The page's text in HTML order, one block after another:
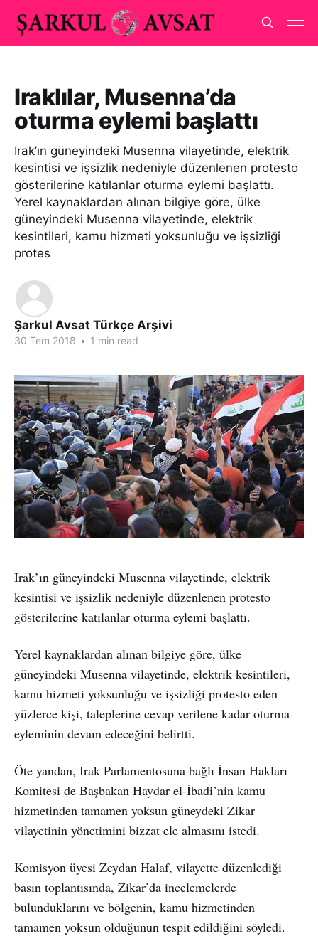
Iraklılar, Musenna’da
oturma eylemi başlattı
Irak’ın güneyindeki Musenna vilayetinde, elektrik
kesintisi ve işsizlik nedeniyle düzenlenen protesto
gösterilerine katılanlar oturma eylemi başlattı.
Yerel kaynaklardan alınan bilgiye göre, ülke
güneyindeki Musenna vilayetinde, elektrik
kesintileri, kamu hizmeti yoksunluğu ve işsizliği
protes
Şarkul Avsat Türkçe Arşivi
30 Tem 2018 • 1 min read
Irak’ın güneyindeki Musenna vilayetinde, elektrik
kesintisi ve işsizlik nedeniyle düzenlenen protesto
gösterilerine katılanlar oturma eylemi başlattı.
Yerel kaynaklardan alınan bilgiye göre, ülke
güneyindeki Musenna vilayetinde, elektrik kesintileri,
kamu hizmeti yoksunluğu ve işsizliği protesto eden
yüzlerce kişi, taleplerine cevap verilene kadar oturma
eyleminin devam edeceğini belirtti.
Öte yandan, Irak Parlamentosuna bağlı İnsan Hakları
Komitesi de Başbakan Haydar el-İbadi’nin kamu
hizmetinden tamamen yoksun güneydeki Zikar
vilayetinin yönetimini bizzat ele almasını istedi.
Komisyon üyesi Zeydan Halaf, vilayette düzenlediği
basın toplantısında, Zikar’da incelemelerde
bulunduklarını ve bölgenin, kamu hizmetinden
tamamen yoksun olduğunun tespit edildiğini söyledi.